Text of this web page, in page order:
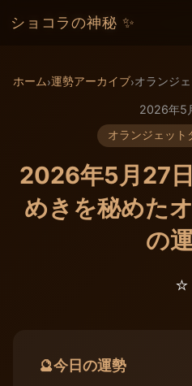
ショコラの神秘 ✨
ホーム›運勢アーカイブ›オランジ
2026年5
オランジェット
2026年5月27
めきを秘めた
の
⭐️
🔮今日の運勢